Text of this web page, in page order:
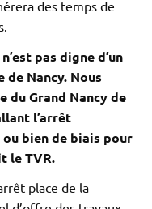
des temps de
pas digne d’un
de Nancy. Nous
du Grand Nancy de
l’arrêt
ou bien de biais pour
le TVR.
place de la